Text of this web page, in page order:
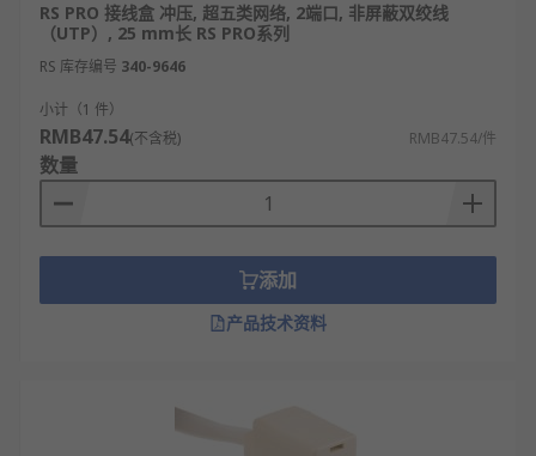
RS PRO 接线盒 冲压, 超五类网络, 2端口, 非屏蔽双绞线
（UTP）, 25 mm长 RS PRO系列
RS 库存编号 340-9646
小计（1 件）
RMB47.54(不含税) RMB47.54/件
数量
添加
产品技术资料